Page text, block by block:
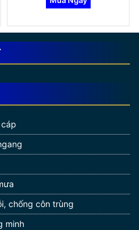
chống côn trùng
minh